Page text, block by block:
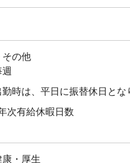
その他
時は、平日に振替休日とな
次有給休暇日数
康・厚生